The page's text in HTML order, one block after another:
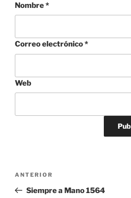
Nombre*
Correo electrónico*
Web
Navegación
Entrada
anterior:
ANTERIOR
Siempre a Mano 1564